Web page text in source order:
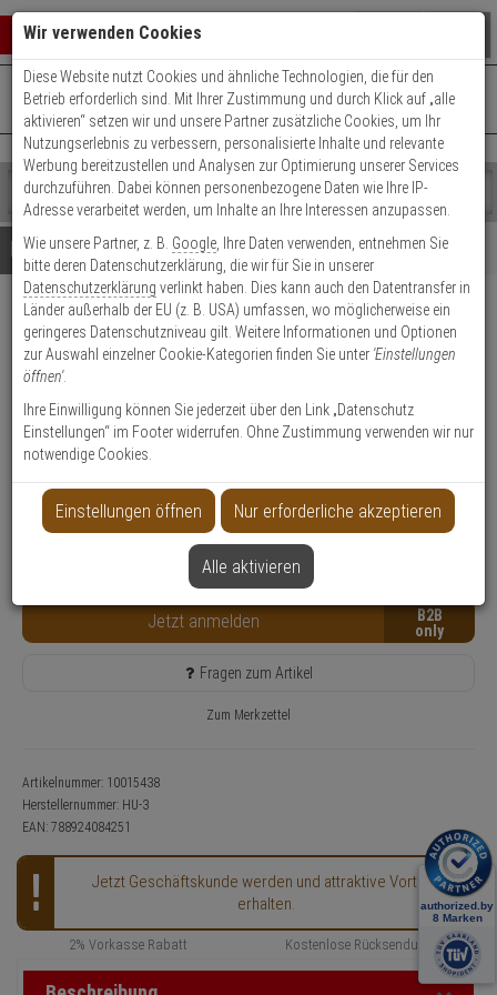
Warenkorb schließen
0 ARTIKEL IM WARENKORB
Ihr Warenkorb ist momentan leer.
Ergebnisse ()
Fertig
Shop
durchsuchen
Bitte
geben
Sie
mindestens
Zeichen
ein,
um
Suche
Es
wurde
noch
Kategorien
Suche
gestartet
+49 (0)821 899 493-0Mo. - Do.: 8:00 - 16:30 | Fr.: 8:00 - 14:00 Uhr
Kontaktservice nutzen
Details Beratung
HU-3 Heizung 24V AC/CC
420mA für AX-70,-130,-200TN
Produktmerkmale
Datenblatt drucken
Produktinformationen
Nur für Gewerbekunden
Lieferzeit: 3-4 Werktage**
Jetzt anmelden B2B
Fragen zum Artikel
Zum Merkzettel
Artikelnummer: 10015438
Herstellernummer: HU-3
EAN: 788924084251
Jetzt Geschäftskunde werden und attraktive Vorteile
erhalten.
2% Vorkasse Rabatt Kostenlose Rücksendung
Wir verwenden Cookies
Diese Website nutzt Cookies und ähnliche Technologien, die für den
Betrieb erforderlich sind. Mit Ihrer Zustimmung und durch Klick auf „alle
aktivieren“ setzen wir und unsere Partner zusätzliche Cookies, um Ihr
Nutzungserlebnis zu verbessern, personalisierte Inhalte und relevante
Werbung bereitzustellen und Analysen zur Optimierung unserer Services
durchzuführen. Dabei können personenbezogene Daten wie Ihre IP-
Adresse verarbeitet werden, um Inhalte an Ihre Interessen anzupassen.
Wie unsere Partner, z. B. Google , Ihre Daten verwenden, entnehmen Sie
bitte deren Datenschutzerklärung, die wir für Sie in unserer
Datenschutzerklärung verlinkt haben. Dies kann auch den Datentransfer in
Länder außerhalb der EU (z. B. USA) umfassen, wo möglicherweise ein
geringeres Datenschutzniveau gilt. Weitere Informationen und Optionen
zur Auswahl einzelner Cookie-Kategorien finden Sie unter 'Einstellungen
öffnen'.
Ihre Einwilligung können Sie jederzeit über den Link „Datenschutz
Einstellungen“ im Footer widerrufen. Ohne Zustimmung verwenden wir nur
notwendige Cookies.
Einstellungen öffnen Nur erforderliche akzeptieren
Alle aktivieren